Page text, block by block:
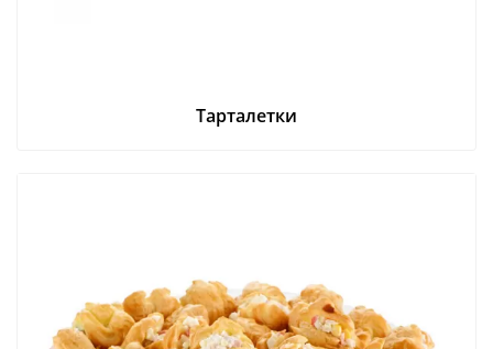
Тарталетки